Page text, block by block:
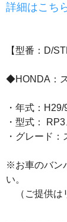
詳細はこち
【型番：D/
◆HONDA：
・年式：
・型式：
・グレード
※お車のバン
い。
（ご提供は